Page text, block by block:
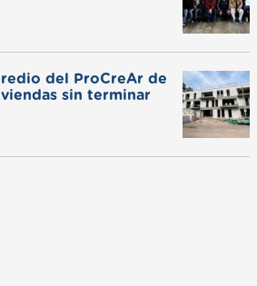
del ProCreAr de
sin terminar